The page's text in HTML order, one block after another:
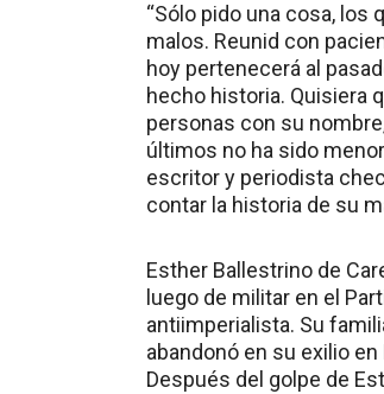
“Sólo pido una cosa, los
malos. Reunid con
hoy pertenecerá al
hecho historia. Quisiera
personas con su
últimos no ha sido
escritor y periodista
contar la historia de su
Esther Ballestrino de
luego de militar en el
antiimperialista. Su
abandonó en su exilio
Después del golpe de